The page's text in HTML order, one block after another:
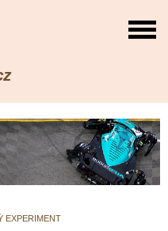
EXPERIMENT